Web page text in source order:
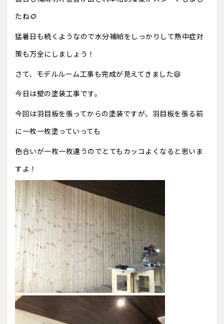
たね🌻
猛暑日も続くようなので水分補給をしっかりして熱中症対
策も万全にしましょう！
さて、モデルルーム工事も完成が見えてきました😄
今日は壁の塗装工事です。
今回は羽目板を張ってからの塗装ですが、羽目板を張る前
に一枚一枚塗っていっても
色合いが一枚一枚違うのでとてもカッコよくなると思いま
すよ！